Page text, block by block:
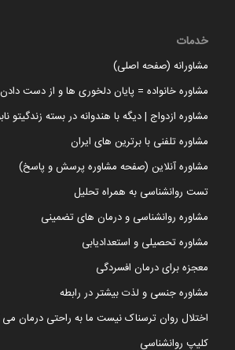
خدمات
مشاورانه (صفحه اصلی)
مشاوره خانواده = پایان دلخوری ها و از دست
مشاوره ازدواج | دیگه با هندوانه در بسته زندگیتو
مشاوره تلفنی با برترین های ایران
مشاوره آنلاین (صفحه مشاوره پرسش و پاسخ)
تست روانشناسی به همراه تحلیل
مشاوره روانشناسی و درمان های تضمینی
مشاوره تحصیلی و استعدادیابی
معجزه برای درمان افسردگی
مشاوره جنسی و لذت بیشتر در رابطه
اختلال روان ترسناک نیست ما به راحتی درمان می
کلیپ روانشناسی